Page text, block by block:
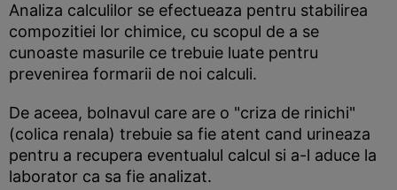
Analiza calculilor se efectueaza pentru stabilirea
compozitiei lor chimice, cu scopul de a se
cunoaste masurile ce trebuie luate pentru
prevenirea formarii de noi calculi.
De aceea, bolnavul care are o "criza de rinichi"
(colica renala) trebuie sa fie atent cand urineaza
pentru a recupera eventualul calcul si a-l aduce la
laborator ca sa fie analizat.